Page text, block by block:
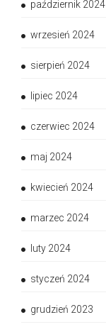
październik 2024
wrzesień 2024
sierpień 2024
lipiec 2024
czerwiec 2024
maj 2024
kwiecień 2024
marzec 2024
luty 2024
styczeń 2024
grudzień 2023